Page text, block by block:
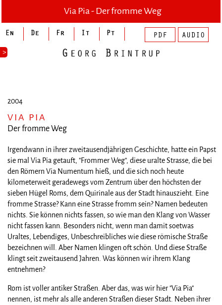
>
Via Pia - Der fromme Weg
2004
VIA PIA
Der fromme Weg
Irgendwann in ihrer zweitausendjährigen Geschichte, hatte ein Papst
sie mal Via Pia getauft, "Frommer Weg", diese uralte Strasse, die bei
den Römern Via Numentum hieß, und die sich noch heute
kilometerweit geradewegs vom Zentrum über den höchsten der
sieben Hügel Roms, dem Quirinale aus der Stadt hinauszieht. Eine
fromme Strasse? Kann eine Strasse fromm sein? Namen bedeuten
nichts. Sie können nichts fassen, so wie man den Klang von Wasser
nicht fassen kann. Besonders nicht, wenn man damit soetwas
Uraltes, Lebendiges, Unbeschreibliches wie diese römische Straße
bezeichnen will. Aber Namen klingen oft schön. Und diese Straße
klingt seit zweitausend Jahren. Was können wir ihrem Klang
entnehmen?
Rom ist voller antiker Straßen. Aber das, was wir hier "Via Pia"
nennen, ist mehr als alle anderen Straßen dieser Stadt. Neben ihrer